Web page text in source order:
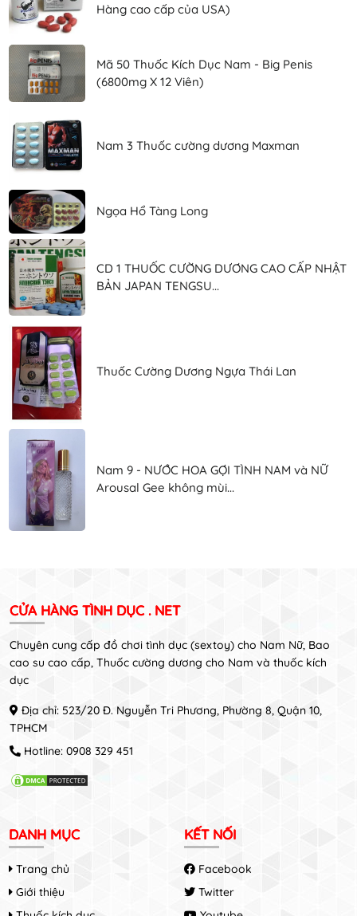
Hàng cao cấp của USA)
Mã 50 Thuốc Kích Dục Nam - Big Penis
(6800mg X 12 Viên)
Nam 3 Thuốc cường dương Maxman
Ngọa Hổ Tàng Long
CD 1 THUỐC CƯỜNG DƯƠNG CAO CẤP NHẬT
BẢN JAPAN TENGSU...
Thuốc Cường Dương Ngựa Thái Lan
Nam 9 - NƯỚC HOA GỢI TÌNH NAM và NỮ
Arousal Gee không mùi...
CỬA HÀNG TÌNH DỤC . NET
Chuyên cung cấp đồ chơi tình dục (sextoy) cho Nam Nữ, Bao
cao su cao cấp, Thuốc cường dương cho Nam và thuốc kích
dục
Địa chỉ: 523/20 Đ. Nguyễn Tri Phương, Phường 8, Quận 10,
TPHCM
Hotline: 0908 329 451
DANH MỤC
Trang chủ
Giới thiệu
KẾT NỐI
Facebook
Twitter